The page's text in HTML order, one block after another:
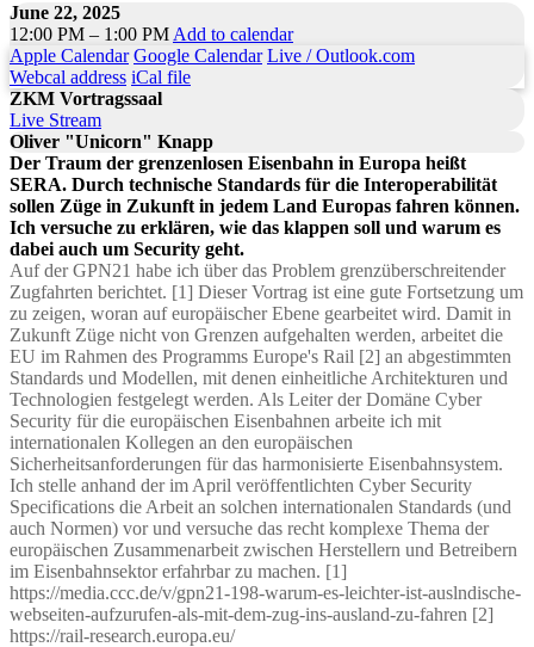
June 22, 2025
12:00 PM – 1:00 PM Add to calendar
Apple Calendar Google Calendar Live / Outlook.com
Webcal address iCal file
ZKM Vortragssaal
Live Stream
Oliver "Unicorn" Knapp
Der Traum der grenzenlosen Eisenbahn in Europa heißt
SERA. Durch technische Standards für die Interoperabilität
sollen Züge in Zukunft in jedem Land Europas fahren können.
Ich versuche zu erklären, wie das klappen soll und warum es
dabei auch um Security geht.
Auf der GPN21 habe ich über das Problem grenzüberschreitender
Zugfahrten berichtet. [1] Dieser Vortrag ist eine gute Fortsetzung um
zu zeigen, woran auf europäischer Ebene gearbeitet wird. Damit in
Zukunft Züge nicht von Grenzen aufgehalten werden, arbeitet die
EU im Rahmen des Programms Europe's Rail [2] an abgestimmten
Standards und Modellen, mit denen einheitliche Architekturen und
Technologien festgelegt werden. Als Leiter der Domäne Cyber
Security für die europäischen Eisenbahnen arbeite ich mit
internationalen Kollegen an den europäischen
Sicherheitsanforderungen für das harmonisierte Eisenbahnsystem.
Ich stelle anhand der im April veröffentlichten Cyber Security
Specifications die Arbeit an solchen internationalen Standards (und
auch Normen) vor und versuche das recht komplexe Thema der
europäischen Zusammenarbeit zwischen Herstellern und Betreibern
im Eisenbahnsektor erfahrbar zu machen. [1]
https://media.ccc.de/v/gpn21-198-warum-es-leichter-ist-auslndische-
webseiten-aufzurufen-als-mit-dem-zug-ins-ausland-zu-fahren [2]
https://rail-research.europa.eu/